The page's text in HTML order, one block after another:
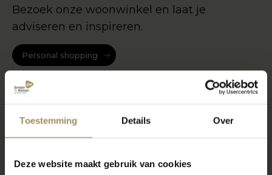
Toestemming Details Over
Deze website maakt gebruik van cookies
Bezoek onze woonwinkel en laat je
adviseren en inspireren.
Personal shopping